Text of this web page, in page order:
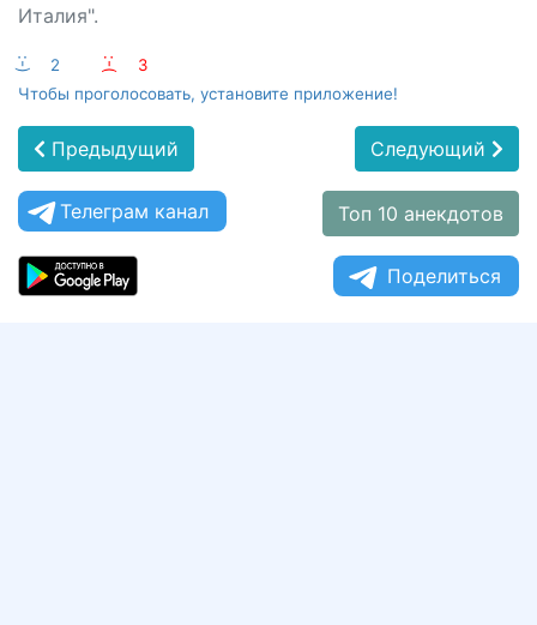
Италия".
:-) 2 :-(
3
Чтобы проголосовать, установите приложение!
Предыдущий Следующий
Телеграм канал Топ 10 анекдотов
Поделиться